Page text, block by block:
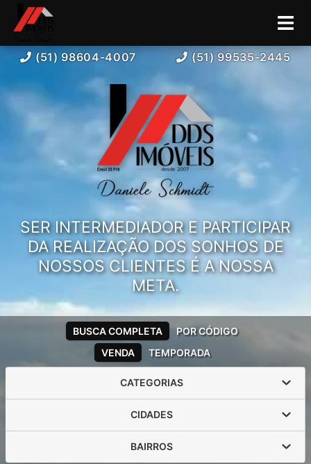
(51) 98604-4007 (51) 99535-2445
SER INTERMEDIADOR E PARTICIPAR
DA REALIZAÇÃO DOS SONHOS DE
NOSSOS CLIENTES É A NOSSA
META.
VENDA TEMPORADA
BUSCA COMPLETA POR CÓDIGO
CATEGORIAS
CIDADES
BAIRROS